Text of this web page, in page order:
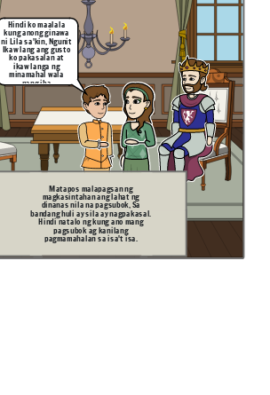
Matapos malapagsan ng
magkasintahan ang lahat ng
dinanas nila na pagsubok, Sa
bandang huli ay sila ay nagpakasal.
Hindi natalo ng kung ano mang
pagsubok ag kanilang
pagmamahalan sa isa't isa.
Hindi ko maalala
kung anong ginawa
ni Lila sa'kin, Ngunit
Ikaw lang ang gusto
ko pakasalan at
ikaw langa ng
minamahal wala
nang iba